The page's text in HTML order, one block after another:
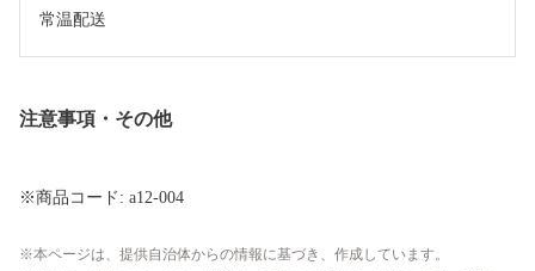
常温配送
注意事項・その他
※商品コード: a12-004
本ページは、提供自治体からの情報に基づき、作成しています。